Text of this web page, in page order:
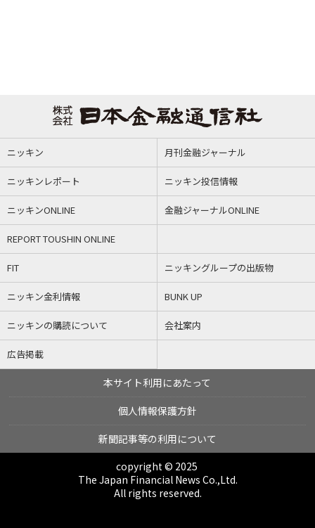
ニッキン 月刊金融ジャーナル
ニッキンレポート ニッキン投信情報
ニッキンONLINE 金融ジャーナルONLINE
REPORT TOUSHIN ONLINE
FIT ニッキングループの出版物
ニッキン金利情報 BUNK UP
ニッキンの購読について 会社案内
広告掲載
本サイト利用にあたって
個人情報保護方針
新聞記事等の利用について
copyright © 2025
The Japan Financial News Co.,Ltd.
All rights reserved.